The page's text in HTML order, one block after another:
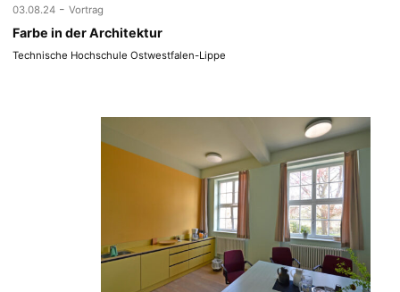
03.08.24 - Vortrag
Farbe in der Architektur
Technische Hochschule Ostwestfalen-Lippe